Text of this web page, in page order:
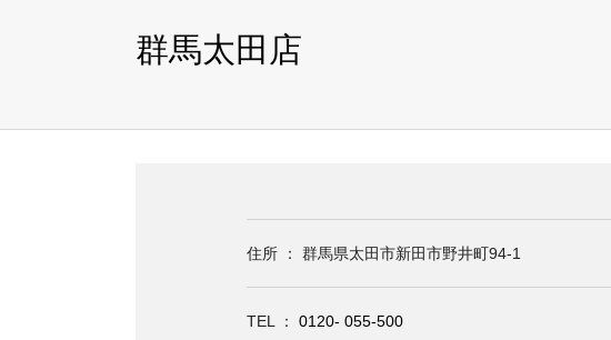
群馬太田店
住所 ： 群馬県太田市新田市野井町94-1
TEL ： 0120- 055-500